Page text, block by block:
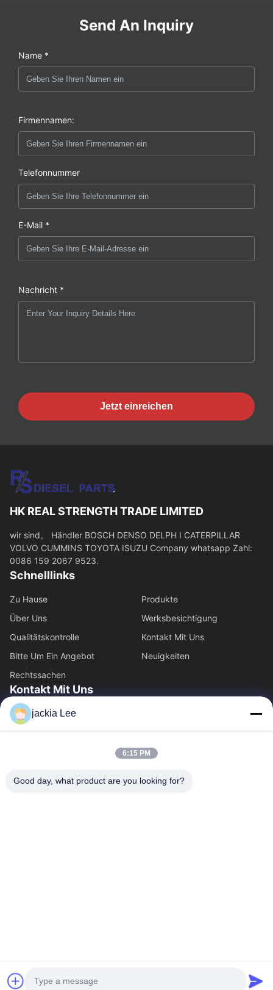
Send An Inquiry
Name *
Firmennamen:
Telefonnummer
E-Mail *
Nachricht *
Jetzt einreichen
HK REAL STRENGTH TRADE LIMITED
wir sind。 Händler BOSCH DENSO DELPH I CATERPILLAR
VOLVO CUMMINS TOYOTA ISUZU Company whatsapp Zahl:
0086 159 2067 9523.
Schnelllinks
Zu Hause
Produkte
Über Uns
Werksbesichtigung
Qualitätskontrolle
Kontakt Mit Uns
Bitte Um Ein Angebot
Neuigkeiten
Rechtssachen
Kontakt Mit Uns
86-134-3456-6685
86-159-2067-9523
2181986030@qq.com
jackia Lee
6:15 PM
Good day, what product are you looking for?